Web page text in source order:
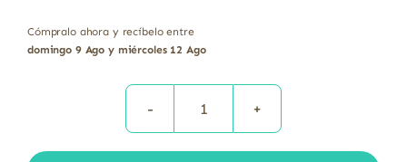
Cómpralo ahora y recíbelo entre
domingo 9 Ago y miércoles 12 Ago
Arcilla